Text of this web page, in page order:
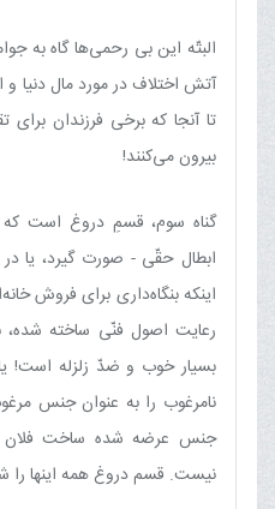
البتّه این بی ‌رحمی‌ها گاه به
آتش اختلاف در مورد مال دنیا
تا آنجا که برخی فرزندان برای
بیرون می‌کنند!
گناه سوم، قسمِ دروغ است
ابطال حقّی - صورت گیرد، یا در
اینکه بنگاه‌داری برای فروش
رعایت اصول فنّی ساخته شده،
بسیار خوب و ضدّ زلزله است!
نامرغوب را به عنوان جنس
جنس عرضه شده ساخت فلان
نیست. قسم دروغ همه اینها را